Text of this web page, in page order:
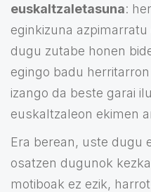
euskaltzaletasuna:
eginkizuna
dugu zutabe honen
egingo badu
izango da beste garai
euskaltzaleon ekimen
Era berean, uste dugu
osatzen dugunok
motiboak ez ezik,